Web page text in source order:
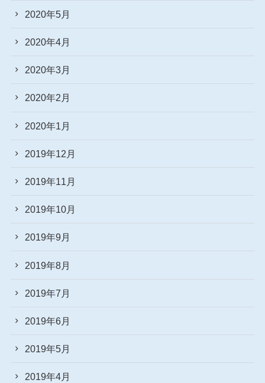
2020年5月
2020年4月
2020年3月
2020年2月
2020年1月
2019年12月
2019年11月
2019年10月
2019年9月
2019年8月
2019年7月
2019年6月
2019年5月
2019年4月